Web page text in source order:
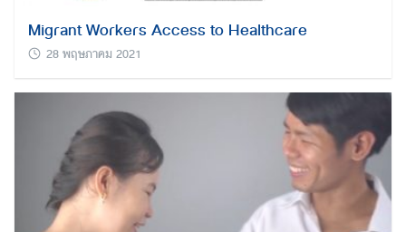
Migrant Workers Access to Healthcare
28 พฤษภาคม 2021